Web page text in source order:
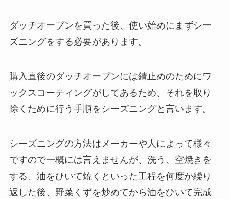
ダッチオーブンを買った後、使い始めにまずシー
ズニングをする必要があります。
購入直後のダッチオーブンには錆止めのためにワ
ックスコーティングがしてあるため、それを取り
除くために行う手順をシーズニングと言います。
シーズニングの方法はメーカーや人によって様々
ですので一概には言えませんが、洗う、空焼きを
する、油をひいて焼くといった工程を何度か繰り
返した後、野菜くずを炒めてから油をひいて完成